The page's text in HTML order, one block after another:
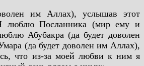
им Аллах), услышав этот
люблю Посланника (мир ему и
Абубакра (да будет доволен
(да будет доволен им Аллах),
что из-за моей любви к ним я